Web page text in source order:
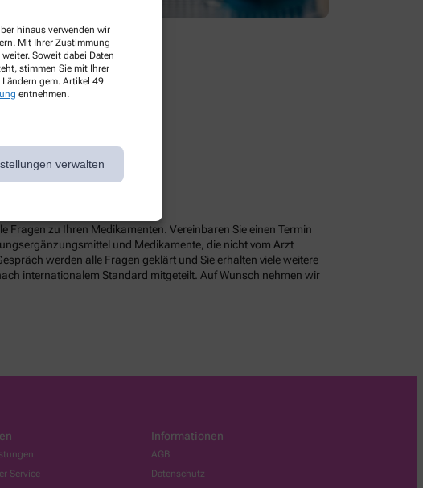
hinaus verwenden wir
Mit Ihrer Zustimmung
Soweit dabei Daten
stimmen Sie mit Ihrer
gem. Artikel 49
entnehmen.
verwalten
Fragen zu Ihren Medikamenten. Vereinbaren Sie einen Termin
und Medikamente, die nicht vom Arzt
werden alle Fragen geklärt und Sie erhalten viele weitere
internationalem Standard mitgeteilt. Auf Wunsch nehmen wir
Service
Informationen
AGB
Datenschutz